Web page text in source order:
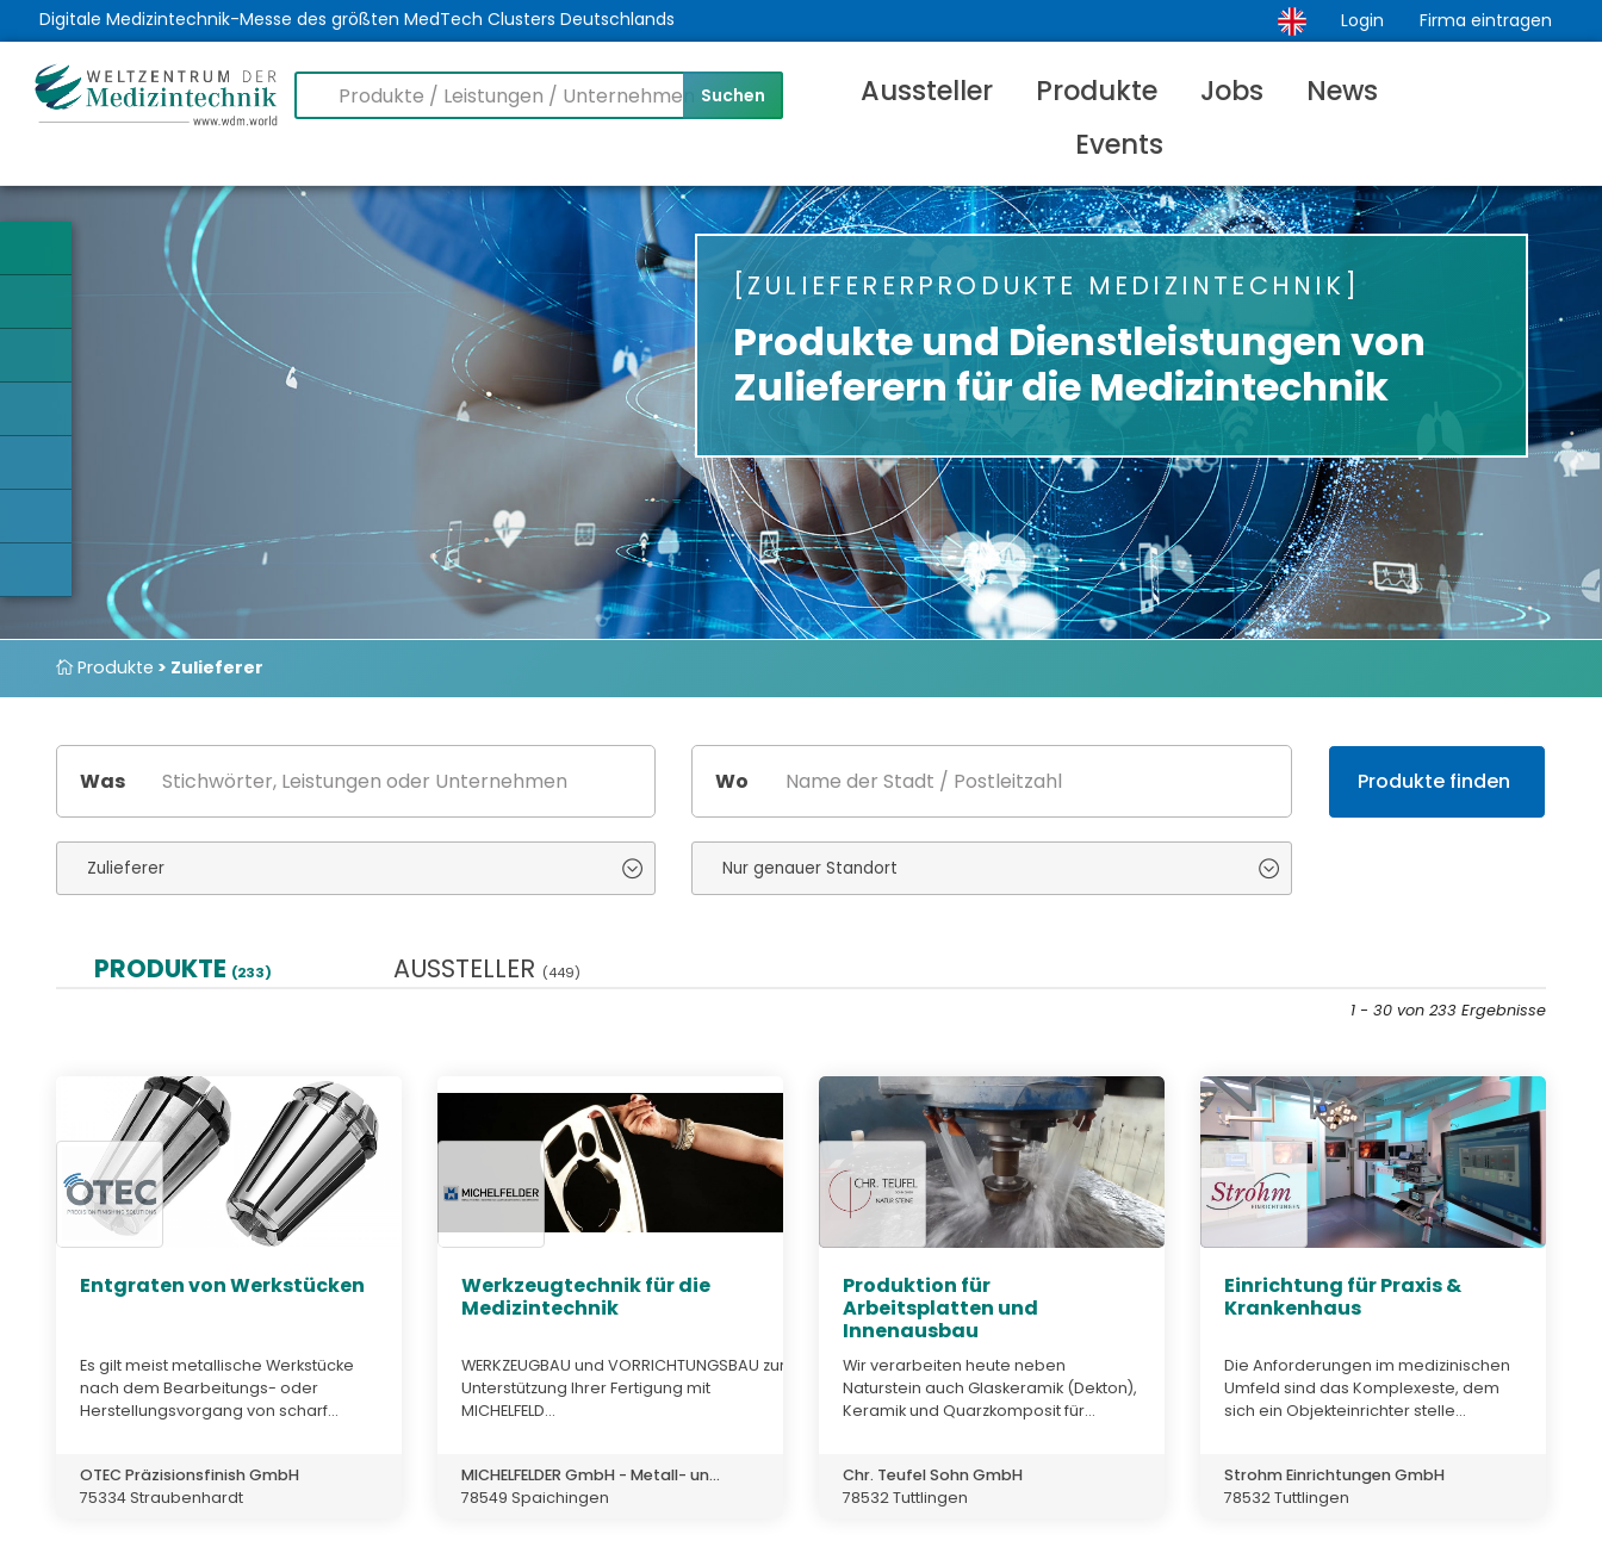
Digitale Medizintechnik-Messe des größten MedTech Clusters Deutschlands Login Firma eintragen
Aussteller Produkte Jobs
News
Events
ZULIEFERERPRODUKTE MEDIZINTECHNIK
Produkte und Dienstleistungen von
Zulieferern für die Medizintechnik
Produkte > Zulieferer
Was Wo
PRODUKTE (233) AUSSTELLER (449)
1 - 30 von 233 Ergebnisse
Entgraten von Werkstücken
Es gilt meist metallische Werkstücke
nach dem Bearbeitungs- oder
Herstellungsvorgang von scharf...
OTEC Präzisionsfinish GmbH
75334 Straubenhardt
Werkzeugtechnik für die
Medizintechnik
WERKZEUGBAU und VORRICHTUNGSBAU zur
Unterstützung Ihrer Fertigung mit
MICHELFELD...
MICHELFELDER GmbH - Metall- un...
78549 Spaichingen
Produktion für
Arbeitsplatten und
Innenausbau
Wir verarbeiten heute neben
Naturstein auch Glaskeramik (Dekton),
Keramik und Quarzkomposit für...
Chr. Teufel Sohn GmbH
78532 Tuttlingen
Einrichtung für Praxis &
Krankenhaus
Die Anforderungen im medizinischen
Umfeld sind das Komplexeste, dem
sich ein Objekteinrichter stelle...
Strohm Einrichtungen GmbH
78532 Tuttlingen